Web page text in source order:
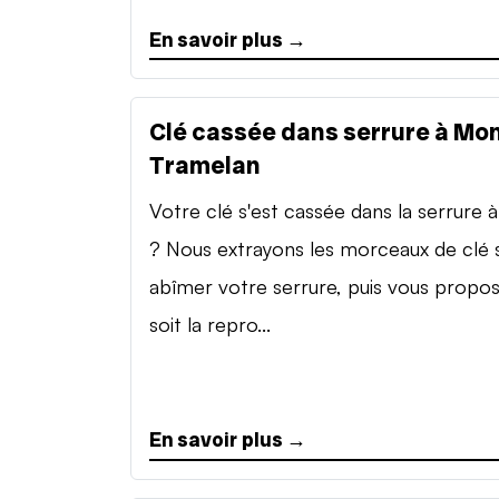
En savoir plus →
Clé cassée dans serrure à
Tramelan
Votre clé s'est cassée dans la serrure
? Nous extrayons les morceaux de clé
abîmer votre serrure, puis vous
soit la repro...
En savoir plus →